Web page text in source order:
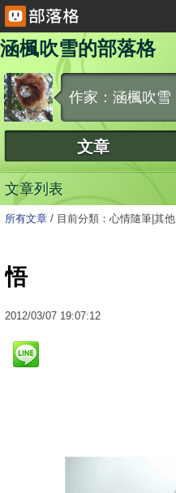
涵楓吹雪的部落格
作家：涵楓吹雪
文章
文章列表
所有文章 / 目前分類：心情隨筆|其他
悟
2012/03/07 19:07:12